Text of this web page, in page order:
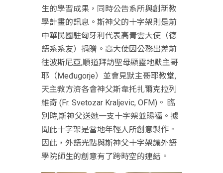
生的學習成果，同時公告系所與創新教
學計畫的訊息。斯神父的十字架則是前
中華民國駐匈牙利代表高青雲大使（德
語系系友）捐贈。高大使因公務出差前
往波斯尼亞,順道拜訪聖母顯靈地默主哥
耶（Međugorje）並會見默主哥耶教堂,
天主教方濟各會神父斯韋托扎爾克拉列
維奇 (Fr. Svetozar Kraljevic, OFM)。 臨
別時,斯神父送她一支十字架並賜福。據
聞此十字架是當地年輕人所創意製作。
因此，外語光點與斯神父十字架讓外語
學院師生的創意有了跨時空的連結。